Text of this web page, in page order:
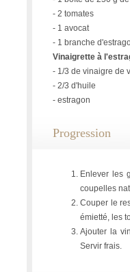
- 2 tomates
- 1 avocat
- 1 branche
Vinaigrette à
- 1/3 de vinaigre de
- 2/3 d'huile
- estragon
Progression
Enlever les
coupelles
Couper le
émietté, les
Ajouter la
Servir frais.